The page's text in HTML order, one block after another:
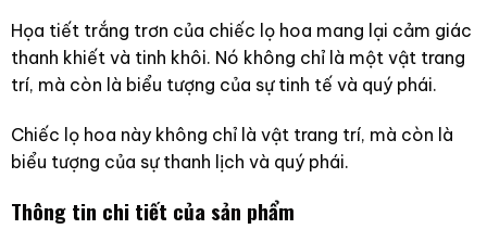
Họa tiết trắng trơn của chiếc lọ hoa mang lại cảm giác
thanh khiết và tinh khôi. Nó không chỉ là một vật trang
trí, mà còn là biểu tượng của sự tinh tế và quý phái.
Chiếc lọ hoa này không chỉ là vật trang trí, mà còn là
biểu tượng của sự thanh lịch và quý phái.
Thông tin chi tiết của sản phẩm